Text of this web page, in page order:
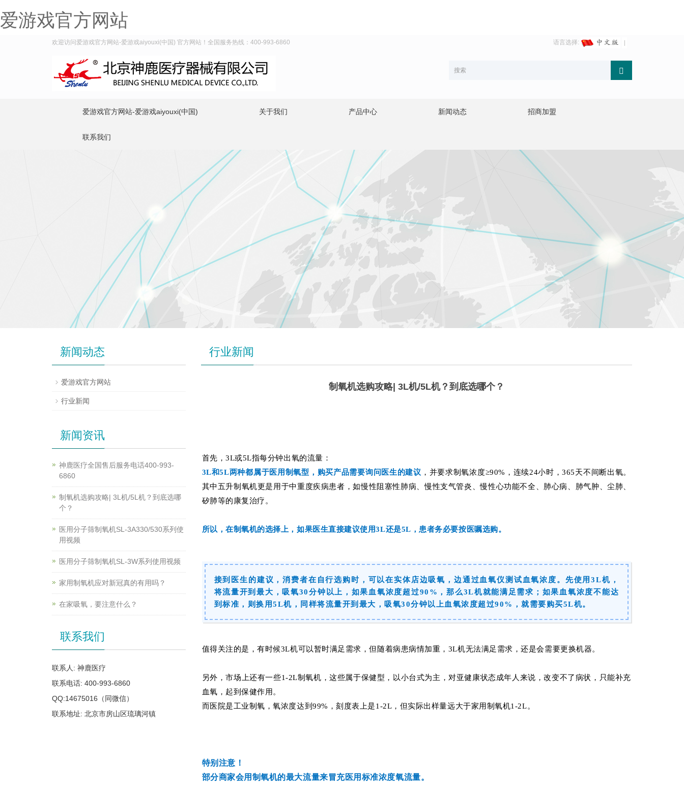
爱游戏官方网站
欢迎访问爱游戏官方网站-爱游戏aiyouxi(中国) 官方网站！全国服务热线：400-993-6860 语言选择:
爱游戏官方网站-爱游戏aiyouxi(中国) 关于我们 产品中心 新闻动态 招商加盟
联系我们
行业新闻
制氧机选购攻略| 3L机/5L机？到底选哪个？
首先，3L或5L指每分钟出氧的流量：
3L和5L两种都属于医用制氧型，购买产品需要询问医生的建议 ，并要求制氧浓度≥90%，连续24小时，365天不间断出氧。
其中五升制氧机更是用于中重度疾病患者，如慢性阻塞性肺病、慢性支气管炎、慢性心功能不全、肺心病、肺气肿、尘肺、
矽肺等的康复治疗 。
所以，在制氧机的选择上，如果医生直接建议使用3L还是5L，患者务必要按医嘱选购。
接到医生的建议，消费者在自行选购时，可以在实体店边吸氧，边通过血氧仪测试血氧浓度。先使用3L机，
将流量开到最大，吸氧30分钟以上，如果血氧浓度超过90%，那么3L机就能满足需求；如果血氧浓度不能达
到标准，则换用5L机，同样将流量开到最大，吸氧30分钟以上血氧浓度超过90%，就需要购买5L机。
值得关注的是，有时候3L机可以暂时满足需求，但随着病患病情加重，3L机无法满足需求，还是会需要更换机器。
另外，市场上还有一些1-2L制氧机，这些属于保健型，以小台式为主，对亚健康状态成年人来说，改变不了病状，只能补充
血氧，起到保健作用。
而医院是工业制氧，氧浓度达到99%，刻度表上是1-2L，但实际出样量远大于家用制氧机1-2L。
特别注意！
部分商家会用制氧机的最大流量来冒充医用标准浓度氧流量。
新闻动态
爱游戏官方网站
行业新闻
新闻资讯
神鹿医疗全国售后服务电话400-993-
6860
制氧机选购攻略| 3L机/5L机？到底选哪
个？
医用分子筛制氧机SL-3A330/530系列使
用视频
医用分子筛制氧机SL-3W系列使用视频
家用制氧机应对新冠真的有用吗？
在家吸氧，要注意什么？
联系我们
联系人: 神鹿医疗
联系电话: 400-993-6860
QQ:14675016（同微信）
联系地址: 北京市房山区琉璃河镇